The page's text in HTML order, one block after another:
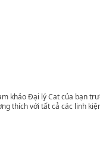
khảo Đại lý Cat của bạn
thích với tất cả các linh